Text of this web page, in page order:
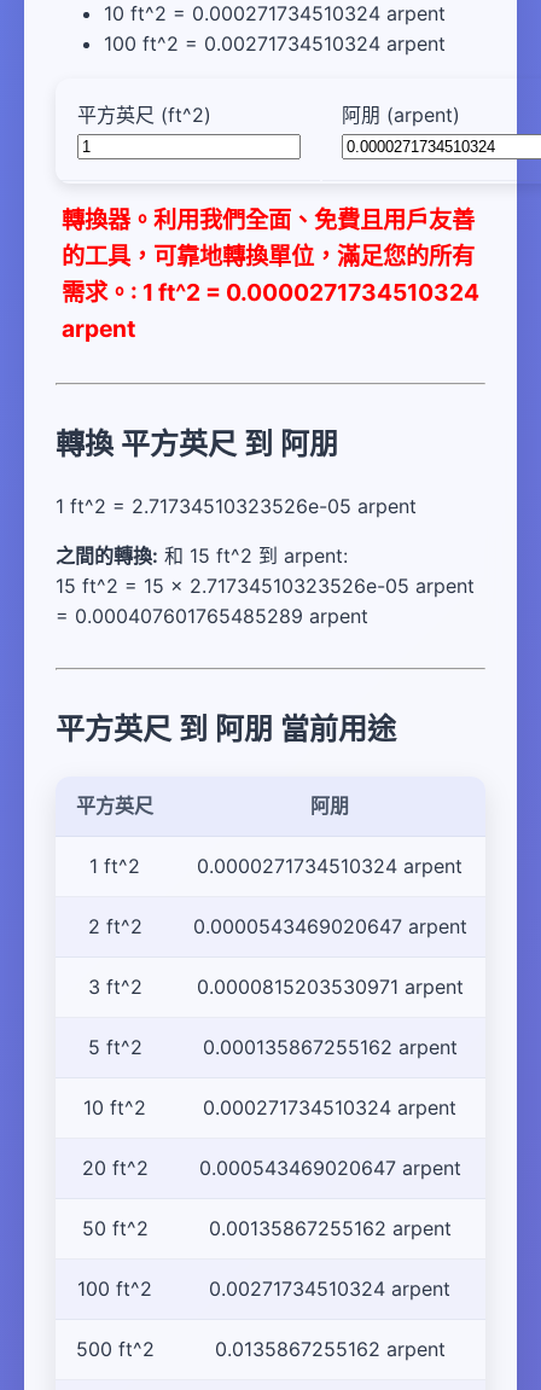
10 ft^2 = 0.000271734510324 arpent
100 ft^2 = 0.00271734510324 arpent
平方英尺 (ft^2) 阿朋 (arpent)
轉換器。利用我們全面、免費且用戶友善
的工具，可靠地轉換單位，滿足您的所有
需求。: 1 ft^2 = 0.0000271734510324
arpent
轉換 平方英尺 到 阿朋
1 ft^2 = 2.71734510323526e-05 arpent
之間的轉換: 和 15 ft^2 到 arpent:
15 ft^2 = 15 × 2.71734510323526e-05 arpent
= 0.000407601765485289 arpent
平方英尺 到 阿朋 當前用途
平方英尺 阿朋
1 ft^2 0.0000271734510324 arpent
2 ft^2 0.0000543469020647 arpent
3 ft^2 0.0000815203530971 arpent
5 ft^2 0.000135867255162 arpent
10 ft^2 0.000271734510324 arpent
20 ft^2 0.000543469020647 arpent
50 ft^2 0.00135867255162 arpent
100 ft^2 0.00271734510324 arpent
500 ft^2 0.0135867255162 arpent